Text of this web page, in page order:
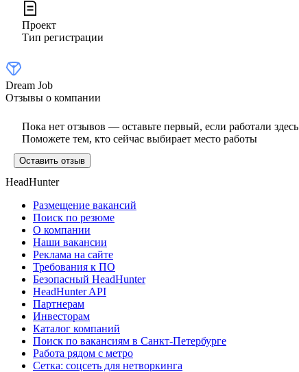
Проект
Тип регистрации
Dream Job
Отзывы о компании
Пока нет отзывов — оставьте первый, если работали здесь
Поможете тем, кто сейчас выбирает место работы
Оставить отзыв
HeadHunter
Размещение вакансий
Поиск по резюме
О компании
Наши вакансии
Реклама на сайте
Требования к ПО
Безопасный HeadHunter
HeadHunter API
Партнерам
Инвесторам
Каталог компаний
Поиск по вакансиям в Санкт-Петербурге
Работа рядом с метро
Сетка: соцсеть для нетворкинга